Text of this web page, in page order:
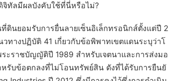
จิทัลมีผลบังคับใช้ที่นี่หรือไม่?
นยอมรับการยื่นลายเซ็นอิเล็กทรอนิกส์ตั้งแต่ปี 2
ทางปฏิบัติ 41 เกี่ยวกับข้อพิพาทเขตแดนระบุว่าโ
ะราชบัญญัติปี 1989 สำหรับเจตนาและการส่งมอ
รับข้อตกลงที่ไม่โอนทรัพย์สิน ดังที่ได้รับการยืนยั